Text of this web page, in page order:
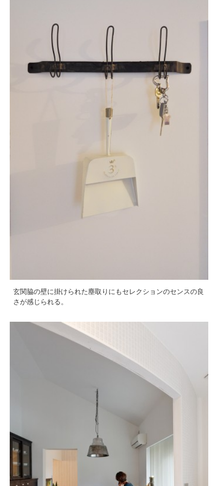
玄関脇の壁に掛けられた塵取りにもセレクションのセンスの良
さが感じられる。